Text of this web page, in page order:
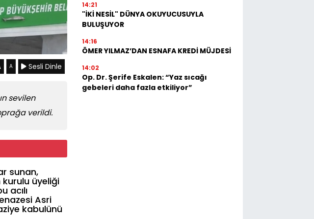
A Sesli Dinle
sevilen
verildi.
sunan,
üyeliği
acılı
Asri
kabulünü
14:21
"İKİ NESİL" DÜNYA OKUYUCUSUYLA
BULUŞUYOR
14:16
ÖMER YILMAZ’DAN ESNAFA KREDİ MÜJDESİ
14:02
Op. Dr. Şerife Eskalen: “Yaz sıcağı
gebeleri daha fazla etkiliyor”